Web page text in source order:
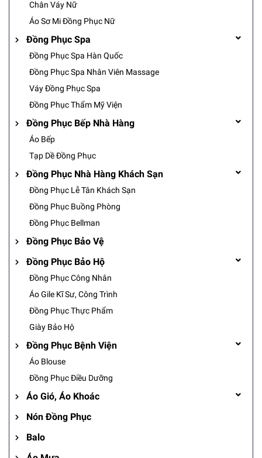
Chân Váy Nữ
Áo Sơ Mi Đồng Phục Nữ
Đồng Phục Spa
Đồng Phục Spa Hàn Quốc
Đồng Phục Spa Nhân Viên Massage
Váy Đồng Phục Spa
Đồng Phục Thẩm Mỹ Viện
Đồng Phục Bếp Nhà Hàng
Áo Bếp
Tạp Dề Đồng Phục
Đồng Phục Nhà Hàng Khách Sạn
Đồng Phục Lễ Tân Khách Sạn
Đồng Phục Buồng Phòng
Đồng Phục Bellman
Đồng Phục Bảo Vệ
Đồng Phục Bảo Hộ
Đồng Phục Công Nhân
Áo Gile Kĩ Sư, Công Trình
Đồng Phục Thực Phẩm
Giày Bảo Hộ
Đồng Phục Bệnh Viện
Áo Blouse
Đồng Phục Điều Dưỡng
Áo Gió, Áo Khoác
Nón Đồng Phục
Balo